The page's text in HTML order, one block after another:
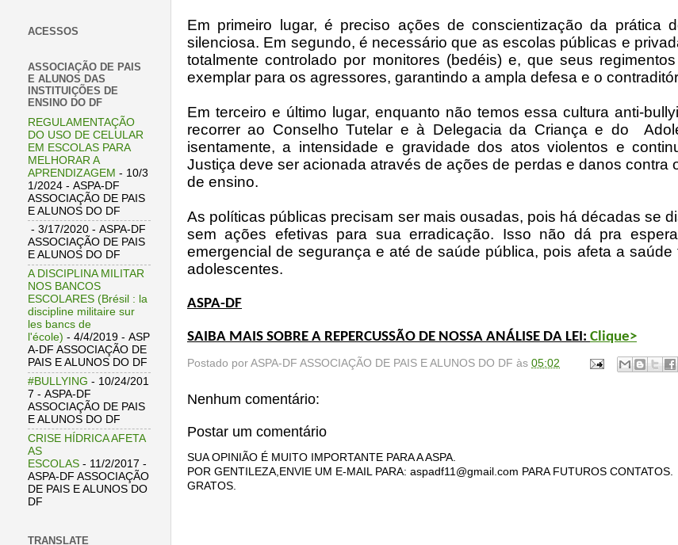
Em primeiro lugar, é preciso ações de conscientização da prática
silenciosa. Em segundo, é necessário que as escolas públicas e
totalmente controlado por monitores (bedéis) e, que seus
exemplar para os agressores, garantindo a ampla defesa e o
Em terceiro e último lugar, enquanto não temos essa cultura anti-
recorrer ao Conselho Tutelar e à Delegacia da Criança e do
isentamente, a intensidade e gravidade dos atos violentos e
Justiça deve ser acionadaatravés de ações de perdas e danos contra
de ensino.
As políticas públicas precisam ser mais ousadas, pois há décadas se
sem ações efetivas para sua erradicação. Isso não dá pra
emergencial de segurança e até de saúde pública, pois afeta a
adolescentes.
ASPA-DF
SAIBA MAIS SOBRE A REPERCUSSÃO DE NOSSA ANÁLISE DA LEI: Clique>
Postado por ASPA-DF ASSOCIAÇÃO DE PAIS E ALUNOS DO DF às 05:02
Nenhum comentário:
Postar um comentário
SUA OPINIÃO É MUITO IMPORTANTE PARA A ASPA.
POR GENTILEZA,ENVIE UM E-MAIL PARA: aspadf11@gmail.com PARA FUTUROS CONTATOS.
GRATOS.
ACESSOS
ASSOCIAÇÃO DE PAIS
E ALUNOS DAS
INSTITUIÇÕES DE
ENSINO DO DF
REGULAMENTAÇÃO
DO USO DE CELULAR
EM ESCOLAS PARA
MELHORAR A
APRENDIZAGEM - 10/3
1/2024 - ASPA-DF
ASSOCIAÇÃO DE PAIS
E ALUNOS DO DF
- 3/17/2020 - ASPA-DF
ASSOCIAÇÃO DE PAIS
E ALUNOS DO DF
A DISCIPLINA MILITAR
NOS BANCOS
ESCOLARES (Brésil : la
discipline militaire sur
les bancs de
l'école) - 4/4/2019 - ASP
A-DF ASSOCIAÇÃO DE
PAIS E ALUNOS DO DF
#BULLYING - 10/24/201
7 - ASPA-DF
ASSOCIAÇÃO DE PAIS
E ALUNOS DO DF
CRISE HÍDRICA AFETA
AS
ESCOLAS - 11/2/2017 -
ASPA-DF ASSOCIAÇÃO
DE PAIS E ALUNOS DO
DF
TRANSLATE